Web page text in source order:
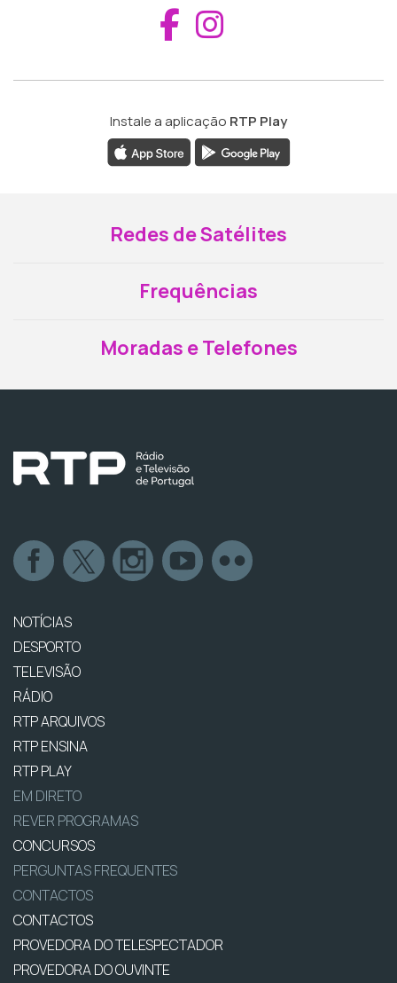
Aceder ao
Instale a aplicação RTP Play
Redes de Satélites
Frequências
Moradas e Telefones
NOTÍCIAS
DESPORTO
TELEVISÃO
RÁDIO
RTP ARQUIVOS
RTP ENSINA
RTP PLAY
EM DIRETO
REVER PROGRAMAS
CONCURSOS
PERGUNTAS FREQUENTES
CONTACTOS
CONTACTOS
PROVEDORA DO TELESPECTADOR
PROVEDORA DO OUVINTE